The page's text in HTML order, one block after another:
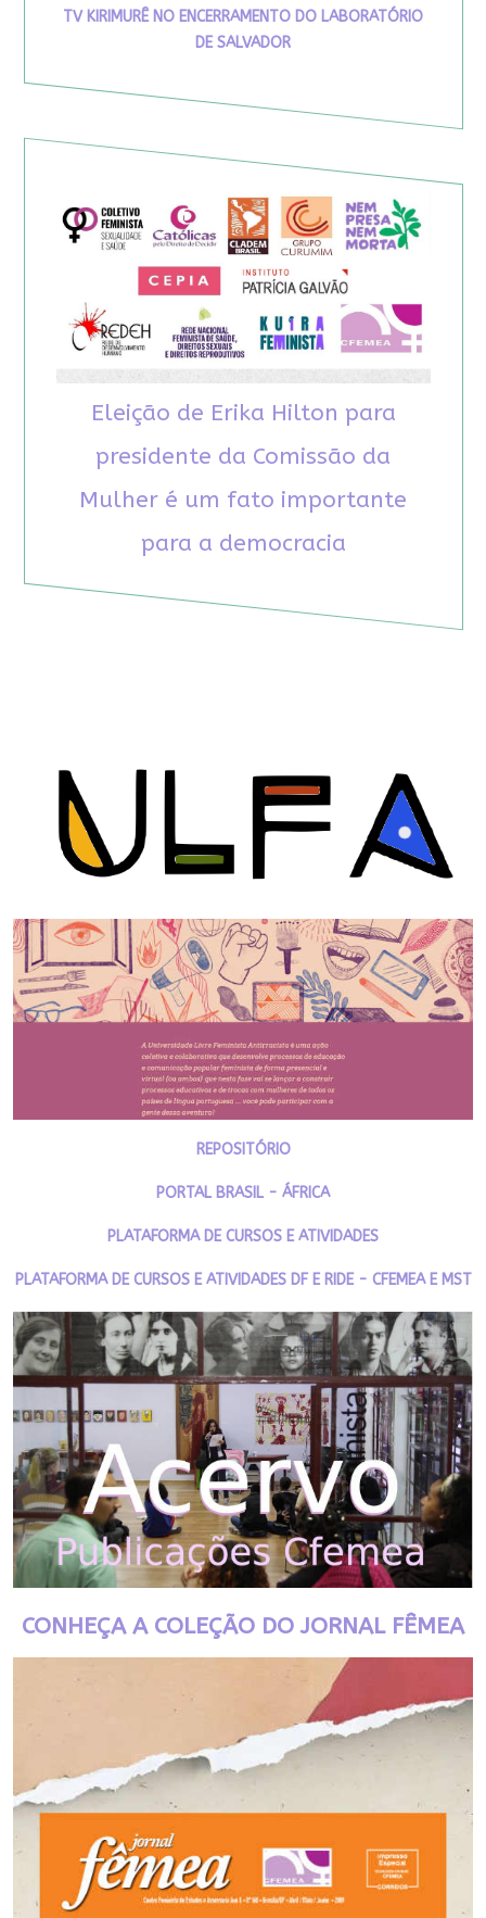
TV KIRIMURÊ NO ENCERRAMENTO DO LABORATÓRIO
DE SALVADOR
Eleição de Erika Hilton para
presidente da Comissão da
Mulher é um fato importante
para a democracia
REPOSITÓRIO
PORTAL BRASIL - ÁFRICA
PLATAFORMA DE CURSOS E ATIVIDADES
PLATAFORMA DE CURSOS E ATIVIDADES DF E RIDE - CFEMEA E MST
CONHEÇA A COLEÇÃO DO JORNAL FÊMEA